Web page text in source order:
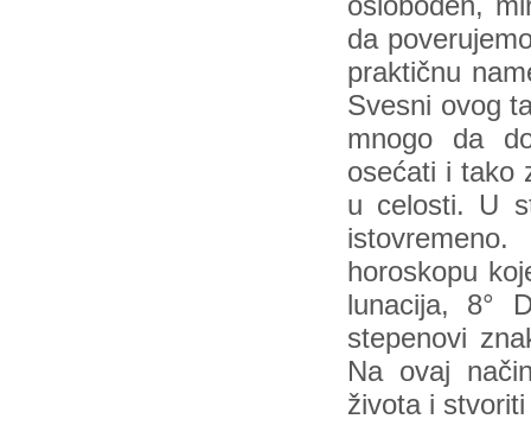
oslobođen,
da
praktičnu
Svesni ovog
mnogo da
osećati i tako
u celosti. U
horoskopu
lunacija, 8°
stepenovi
Na ovaj
života i